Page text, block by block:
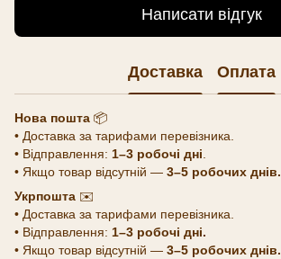
Написати відгук
Доставка Оплата
Нова пошта 📦
• Доставка за тарифами перевізника.
• Відправлення: 1–3 робочі дні
• Якщо товар відсутній — 3–5 робочих днів.
Укрпошта ✉️
• Доставка за тарифами перевізника.
• Відправлення: 1–3 робочі дні.
• Якщо товар відсутній — 3–5 робочих днів.